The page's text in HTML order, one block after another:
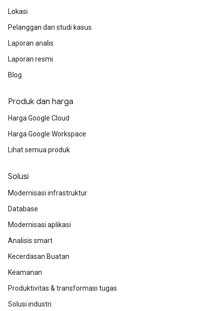
Lokasi
Pelanggan dan studi kasus
Laporan analis
Laporan resmi
Blog
Produk dan harga
Harga Google Cloud
Harga Google Workspace
Lihat semua produk
Solusi
Modernisasi infrastruktur
Database
Modernisasi aplikasi
Analisis smart
Kecerdasan Buatan
Keamanan
Produktivitas & transformasi tugas
Solusi industri